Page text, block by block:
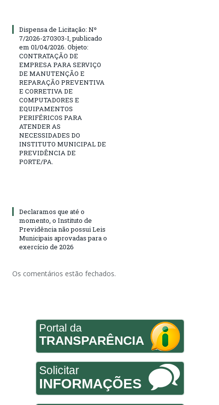
Dispensa de Licitação: Nº
7/2026-270303-I, publicado
em 01/04/2026. Objeto:
CONTRATAÇÃO DE
EMPRESA PARA SERVIÇO
DE MANUTENÇÃO E
REPARAÇÃO PREVENTIVA
E CORRETIVA DE
COMPUTADORES E
EQUIPAMENTOS
PERIFÉRICOS PARA
ATENDER AS
NECESSIDADES DO
INSTITUTO MUNICIPAL DE
PREVIDÊNCIA DE
PORTE/PA.
Declaramos que até o
momento, o Instituto de
Previdência não possui Leis
Municipais aprovadas para o
exercício de 2026
Os comentários estão fechados.
Portal da
TRANSPARÊNCIA
Solicitar
INFORMAÇÕES